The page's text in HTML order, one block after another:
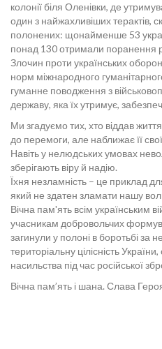
колонії біля Оленівки, де
один з найжахливіших терактів,
полонених: щонайменше 53
понад 130 отримали поранення
Злочин проти українських
норм міжнародного
гуманне поводження з
державу, яка їх утримує,
Ми згадуємо тих, хто віддав
до перемоги, але наближає її
Навіть у нелюдських умовах
зберігають віру й надію.
Їхня незламність – це приклад
який не здатен зламати нашу
Вічна пам'ять всім українським
учасникам добровольчих
загинули у полоні в боротьбі за
територіальну цілісність
насильства під час російської
Вічна пам’ять і шана. Слава